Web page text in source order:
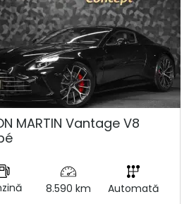
MARTIN Vantage V8
8.590 km Automată